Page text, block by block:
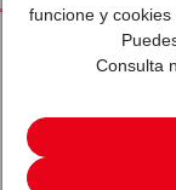
funcione y
Consulta